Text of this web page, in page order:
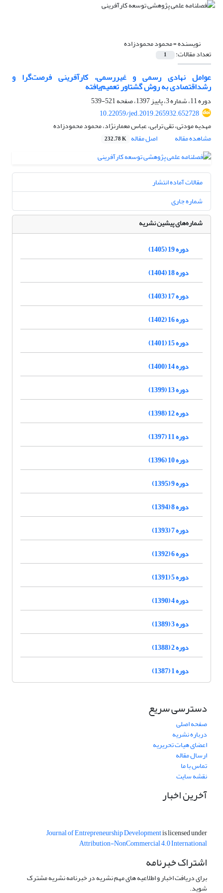
نویسنده =محمود محمودزاده
تعداد مقالات: 1
عوامل نهادی رسمی و غیررسمی، کارآفرینی فرصت‌گرا و
رشداقتصادی به روش گشتاور تعمیم‌یافته
دوره 11، شماره 3، پاییز 1397، صفحه
521-539
10.22059/jed.2019.265932.652728
مهدیه مودتی، تقی ترابی، عباس معمارنژاد، محمود محمودزاده
مشاهده مقاله
اصل مقاله 232.78 K
مقالات آماده انتشار
شماره جاری
شماره‌های پیشین نشریه
دوره 19 (1405)
دوره 18 (1404)
دوره 17 (1403)
دوره 16 (1402)
دوره 15 (1401)
دوره 14 (1400)
دوره 13 (1399)
دوره 12 (1398)
دوره 11 (1397)
دوره 10 (1396)
دوره 9 (1395)
دوره 8 (1394)
دوره 7 (1393)
دوره 6 (1392)
دوره 5 (1391)
دوره 4 (1390)
دوره 3 (1389)
دوره 2 (1388)
دوره 1 (1387)
دسترسی سریع
صفحه اصلی
درباره نشریه
اعضای هیات تحریریه
ارسال مقاله
تماس با ما
نقشه سایت
آخرین اخبار
Journal of Entrepreneurship Developmentis licensed under
Attribution-NonCommercial 4.0 International
اشتراک خبرنامه
برای دریافت اخبار و اطلاعیه های مهم نشریه در خبرنامه نشریه مشترک
شوید.